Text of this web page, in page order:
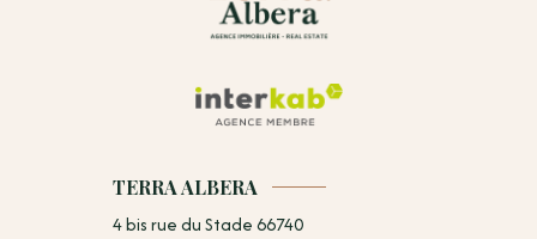
TERRA ALBERA
4 bis rue du Stade 66740